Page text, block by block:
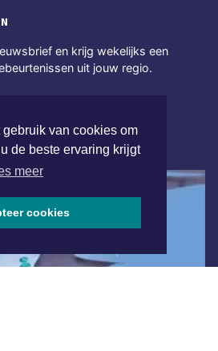
van cookies om
de beste ervaring krijgt
meer
cookies
en krijg wekelijks een
uit jouw regio.